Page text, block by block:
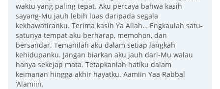
waktu yang paling tepat. Aku percaya bahwa kasih
sayang-Mu jauh lebih luas daripada segala
kekhawatiranku. Terima kasih Ya Allah… Engkaulah satu-
satunya tempat aku berharap, memohon, dan
bersandar. Temanilah aku dalam setiap langkah
kehidupanku. Jangan biarkan aku jauh dari-Mu walau
hanya sekejap mata. Tetapkanlah hatiku dalam
keimanan hingga akhir hayatku. Aamiin Yaa Rabbal
’Alamiin.